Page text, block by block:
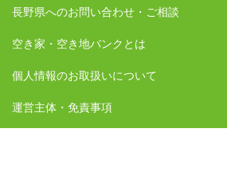
長野県へのお問い合わせ・ご相談
空き家・空き地バンクとは
個人情報のお取扱いについて
運営主体・免責事項